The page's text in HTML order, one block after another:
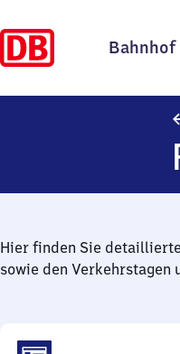
Bahnhof
Hier finden Sie
sowie den Verkehrstagen